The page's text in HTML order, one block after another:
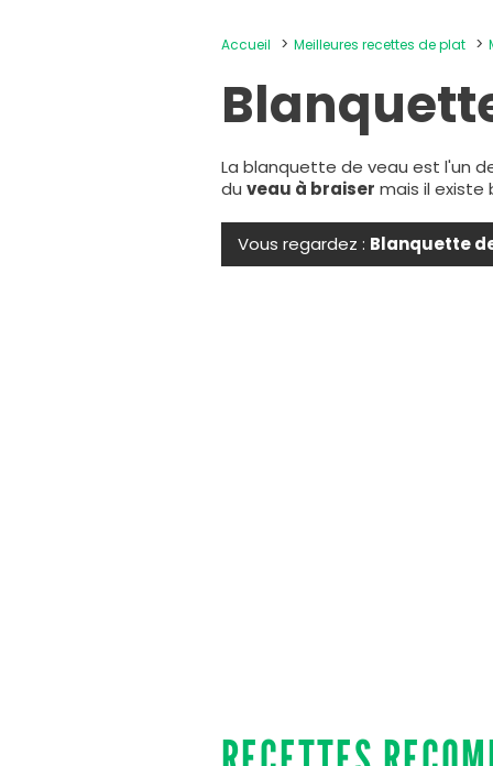
Accueil Meilleures recettes de plat
La blanquette de veau est l'un
duveau à braiser mais il existe
Vous regardez : Blanquette